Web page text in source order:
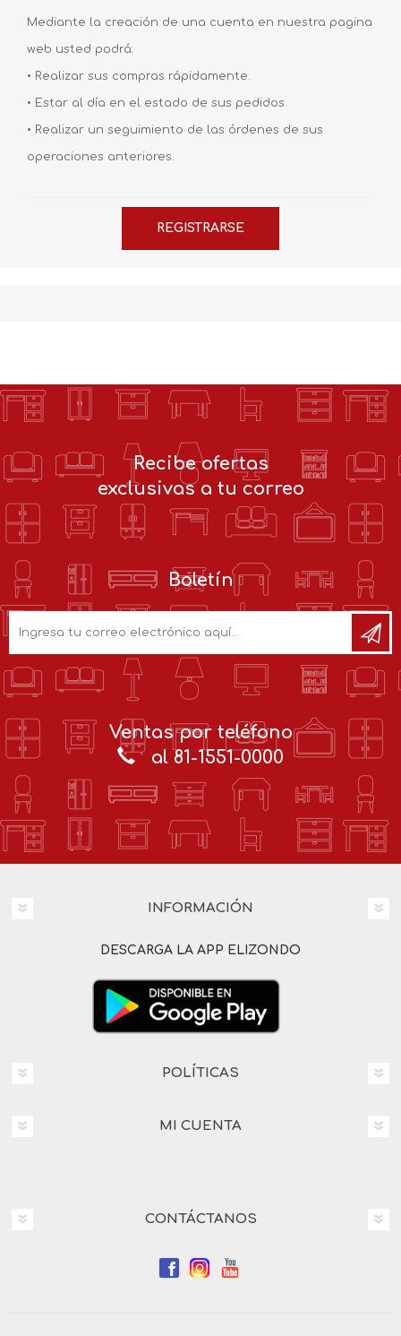
Mediante la creación de una cuenta en nuestra pagina
web usted podrá:
• Realizar sus compras rápidamente.
• Estar al día en el estado de sus pedidos.
• Realizar un seguimiento de las órdenes de sus
operaciones anteriores.
Recibe ofertas
exclusivas a tu correo
Boletín
Ventas por teléfono
al 81-1551-0000
INFORMACIÓN
DESCARGA LA APP ELIZONDO
POLÍTICAS
MI CUENTA
CONTÁCTANOS